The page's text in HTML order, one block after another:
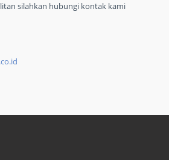
silahkan hubungi kontak kami